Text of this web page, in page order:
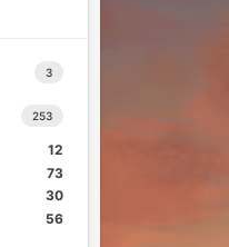
3
253
12
73
30
56